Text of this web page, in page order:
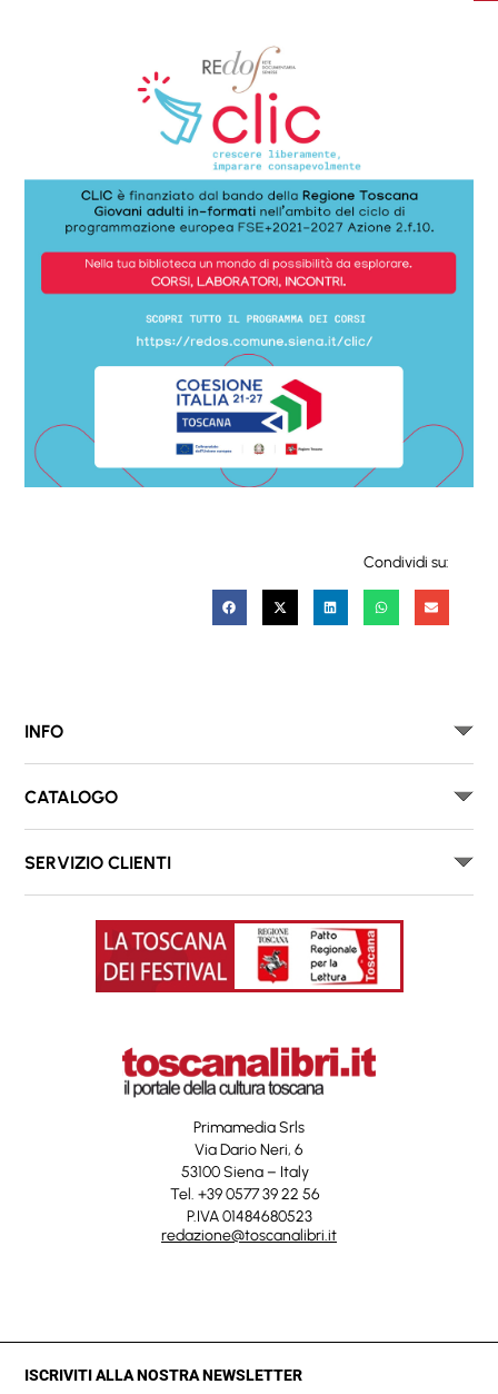
Condividi su:
INFO
CATALOGO
SERVIZIO CLIENTI
Primamedia Srls
Via Dario Neri, 6
53100 Siena – Italy
Tel. +39 0577 39 22 56
P.IVA 01484680523
redazione@toscanalibri.it
ISCRIVITI ALLA NOSTRA NEWSLETTER